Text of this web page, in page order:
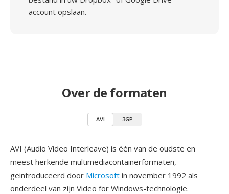
account opslaan.
Over de formaten
AVI 3GP
AVI (Audio Video Interleave) is één van de oudste en
meest herkende multimediacontainerformaten,
geintroduceerd door Microsoft in november 1992 als
onderdeel van zijn Video for Windows-technologie.